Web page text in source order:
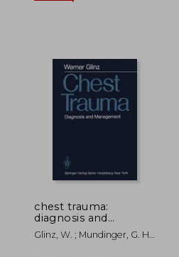
40%
chest trauma:
diagnosis and
management (en
Inglés)
Glinz, W. ; Mundinger, G. H.